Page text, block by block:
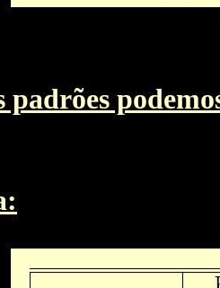
padrões